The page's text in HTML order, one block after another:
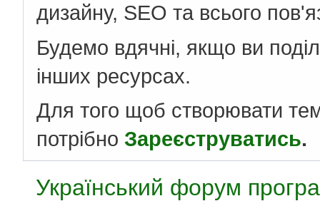
дизайну, SEO та всього
Будемо вдячні, якщо ви
інших ресурсах.
Для того щоб створювати
потрібно Зареєструватись.
Український форум